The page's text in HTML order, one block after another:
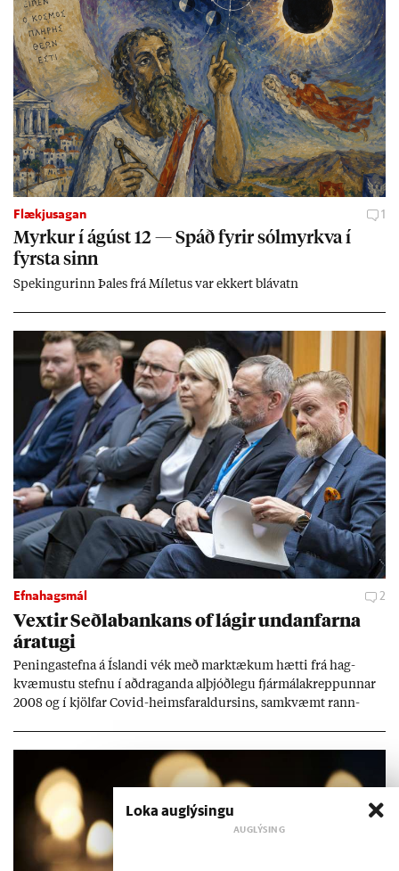
Flækjusagan 1
Myrk­ur í ág­úst 12 — Spáð fyr­ir sól­myrkva í
fyrsta sinn
Spek­ing­ur­inn Þa­les frá Míletus var ekk­ert blá­vatn
Efnahagsmál 2
Vext­ir Seðla­bank­ans of lág­ir und­an­farna
ára­tugi
Pen­inga­stefna á Ís­landi vék með mark­tæk­um hætti frá hag­
kvæm­ustu stefnu í að­drag­anda al­þjóð­legu fjár­málakrepp­unn­ar
2008 og í kjöl­far Covid-heims­far­ald­urs­ins, sam­kvæmt rann­
Loka auglýsingu